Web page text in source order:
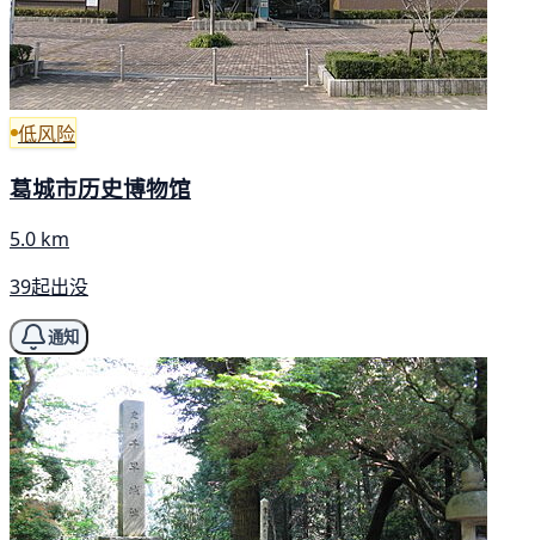
低风险
葛城市历史博物馆
5.0 km
39起出没
通知